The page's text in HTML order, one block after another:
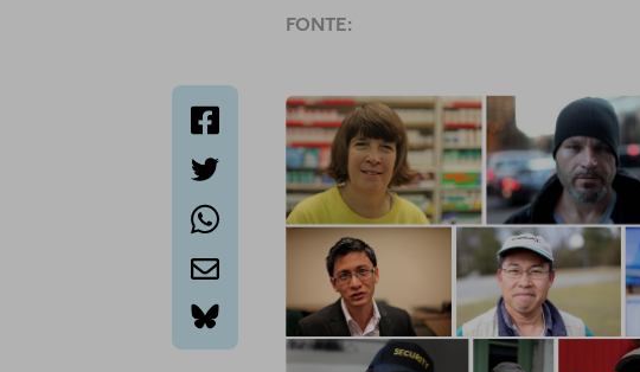
FONTE:
bluesky